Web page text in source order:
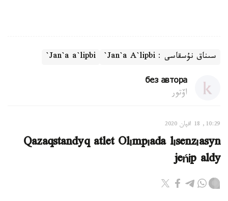
سىناق نۇسقاسى : Jan`a A`lipbi` Jan`a a`lipbi`
без автора
اۆتور
10:29, 18 اقپان 2020
Qazaqstandyq atlet Olımpıada lısenzıasyn
jeńіp aldy